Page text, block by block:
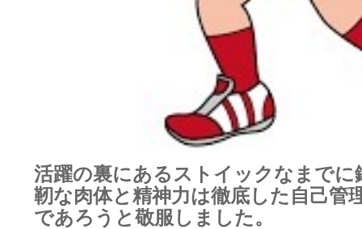
活躍の裏にあるストイックなまでに
靭な肉体と精神力は徹底した自己管
であろうと敬服しました。